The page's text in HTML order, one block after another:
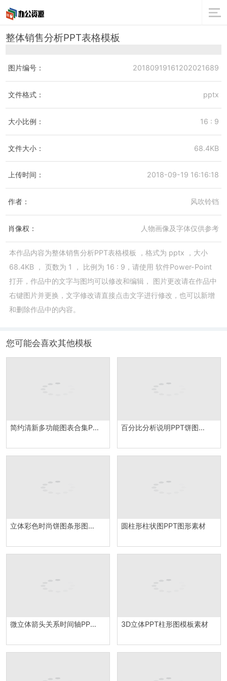
整体销售分析PPT表格模板
图片编号： 20180919161202021689
文件格式： pptx
大小比例： 16 : 9
文件大小： 68.4KB
上传时间： 2018-09-19 16:16:18
作者： 风吹铃铛
肖像权： 人物画像及字体仅供参考
本作品内容为整体销售分析PPT表格模板 ，格式为 pptx
，大小
68.4KB， 页数为 1 ， 比例为 16 : 9 ，请使用 软件Power-Point
打开，作品中的文字与图均可以修改和编辑， 图片更改请在作品中
右键图片并更换，文字修改请直接点击文字进行修改，也可以新增
和删除作品中的内容。
您可能会喜欢其他模板
简约清新多功能图表合集PPT图表模板 百分比分析说明PPT饼图模板
立体彩色时尚饼图条形图组合PPT图表模板 圆柱形柱状图PPT图形素材
微立体箭头关系时间轴PPT模板素材 3D立体PPT柱形图模板素材